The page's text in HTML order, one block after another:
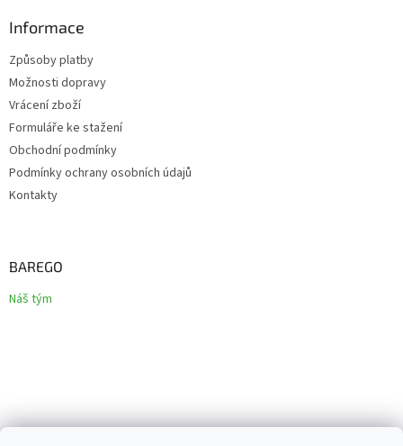
Informace
Způsoby platby
Možnosti dopravy
Vrácení zboží
Formuláře ke stažení
Obchodní podmínky
Podmínky ochrany osobních údajů
Kontakty
BAREGO
Náš tým